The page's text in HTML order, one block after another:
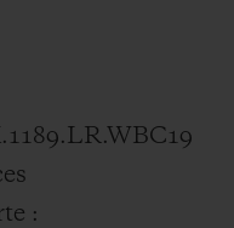
champions de
: